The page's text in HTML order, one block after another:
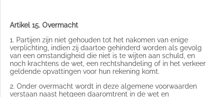
Artikel 15. Overmacht
1. Partijen zijn niet gehouden tot het nakomen van enige
verplichting, indien zij daartoe gehinderd worden als gevolg
van een omstandigheid die niet is te wijten aan schuld, en
noch krachtens de wet, een rechtshandeling of in het verkeer
geldende opvattingen voor hun rekening komt.
2. Onder overmacht wordt in deze algemene voorwaarden
verstaan naast hetgeen daaromtrent in de wet en